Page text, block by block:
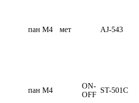
пан М4 мет AJ-543
пан М4
ON-
OFF
ST-501C